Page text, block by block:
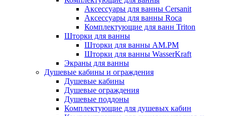
Аксессуары для ванны Cersanit
Аксессуары для ванны Roca
Комплектующие для ванн Triton
Шторки для ванны
Шторки для ванны AM.PM
Шторки для ванны WasserKraft
Экраны для ванны
Душевые кабины и ограждения
Душевые кабины
Душевые ограждения
Душевые поддоны
Комплектующие для душевых кабин